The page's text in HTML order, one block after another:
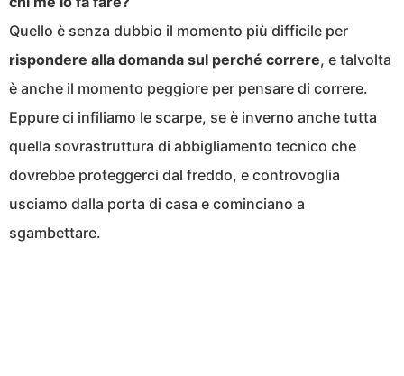
Quello è senza dubbio il momento più difficile per
rispondere alla domanda sul perché correre, e talvolta
è anche il momento peggiore per pensare di correre.
Eppure ci infiliamo le scarpe, se è inverno anche tutta
quella sovrastruttura di abbigliamento tecnico che
dovrebbe proteggerci dal freddo, e controvoglia
usciamo dalla porta di casa e cominciano a
sgambettare.